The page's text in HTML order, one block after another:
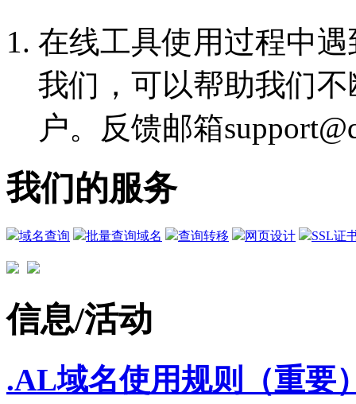
在线工具使用过程中
我们，可以帮助我们
户。反馈邮箱
我们的服务
域名查询 批量查询域名 查询转移 网页设计 SSL证
信息/活动
.AL域名使用规则（重要